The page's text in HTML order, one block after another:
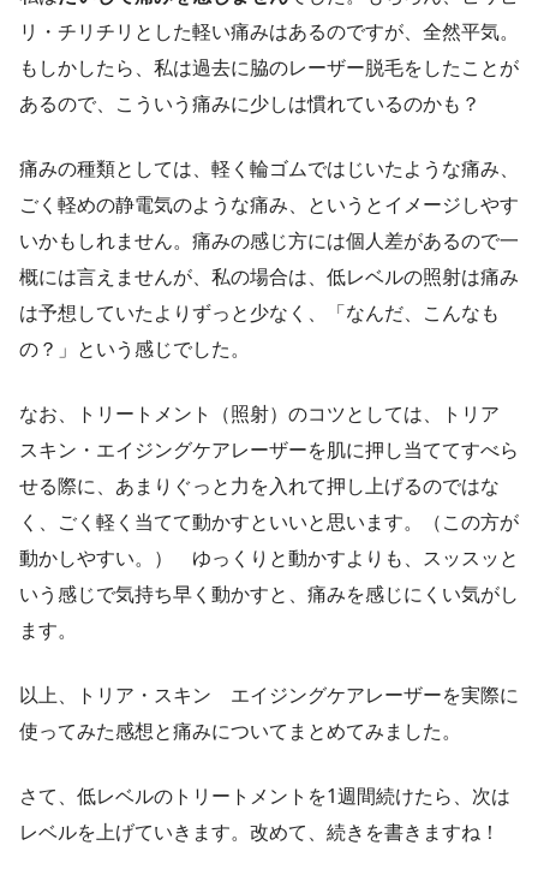
リ・チリチリとした軽い痛みはあるのですが、全然平気。
もしかしたら、私は過去に脇のレーザー脱毛をしたことが
あるので、こういう痛みに少しは慣れているのかも？
痛みの種類としては、軽く輪ゴムではじいたような痛み、
ごく軽めの静電気のような痛み、というとイメージしやす
いかもしれません。痛みの感じ方には個人差があるので一
概には言えませんが、私の場合は、低レベルの照射は痛み
は予想していたよりずっと少なく、「なんだ、こんなも
の？」という感じでした。
なお、トリートメント（照射）のコツとしては、トリア
スキン・エイジングケアレーザーを肌に押し当ててすべら
せる際に、あまりぐっと力を入れて押し上げるのではな
く、ごく軽く当てて動かすといいと思います。（この方が
動かしやすい。） ゆっくりと動かすよりも、スッスッと
いう感じで気持ち早く動かすと、痛みを感じにくい気がし
ます。
以上、トリア・スキン エイジングケアレーザーを実際に
使ってみた感想と痛みについてまとめてみました。
さて、低レベルのトリートメントを1週間続けたら、次は
レベルを上げていきます。改めて、続きを書きますね！